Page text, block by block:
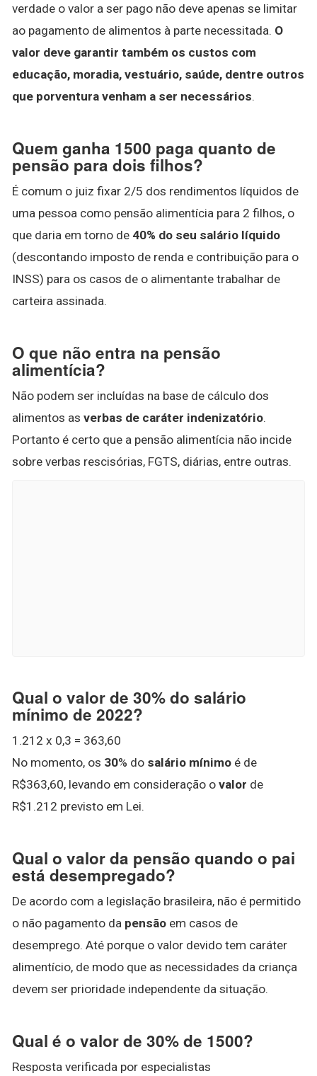
verdade o valor a ser pago não deve apenas se limitar
ao pagamento de alimentos à parte necessitada. O
valor deve garantir também os custos com
educação, moradia, vestuário, saúde, dentre outros
que porventura venham a ser necessários.
Quem ganha 1500 paga quanto de
pensão para dois filhos?
É comum o juiz fixar 2/5 dos rendimentos líquidos de
uma pessoa como pensão alimentícia para 2 filhos, o
que daria em torno de 40% do seu salário líquido
(descontando imposto de renda e contribuição para o
INSS) para os casos de o alimentante trabalhar de
carteira assinada.
O que não entra na pensão
alimentícia?
Não podem ser incluídas na base de cálculo dos
alimentos as verbas de caráter indenizatório.
Portanto é certo que a pensão alimentícia não incide
sobre verbas rescisórias, FGTS, diárias, entre outras.
Qual o valor de 30% do salário
mínimo de 2022?
1.212 x 0,3 = 363,60
No momento, os 30% do salário mínimo é de
R$363,60, levando em consideração o valor de
R$1.212 previsto em Lei.
Qual o valor da pensão quando o pai
está desempregado?
De acordo com a legislação brasileira, não é permitido
o não pagamento da pensão em casos de
desemprego. Até porque o valor devido tem caráter
alimentício, de modo que as necessidades da criança
devem ser prioridade independente da situação.
Qual é o valor de 30% de 1500?
Resposta verificada por especialistas